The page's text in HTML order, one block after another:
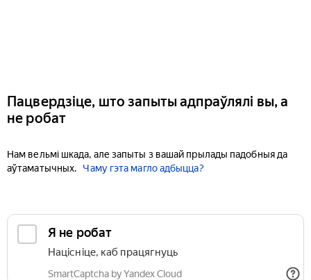
Пацвердзіце, што запыты адпраўлялі вы, а
не робат
Нам вельмі шкада, але запыты з вашай прылады падобныя да
аўтаматычных.
Чаму гэта магло адбыцца?
Я не робат
Націсніце, каб працягнуць
SmartCaptcha by Yandex Cloud